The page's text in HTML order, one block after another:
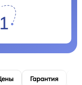
Гарантия